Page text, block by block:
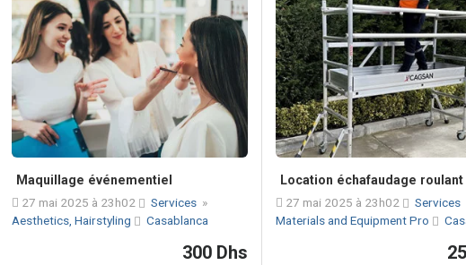
Maquillage événementiel
27 mai 2025 à 23h02
Services »
Aesthetics, Hairstyling
Casablanca
300 Dhs
Location échafaudage roulant
27 mai 2025 à 23h02
Services
Materials and Equipment Pro